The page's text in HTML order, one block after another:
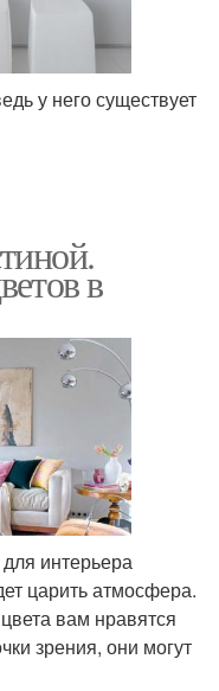
у него существует
в
интерьера
царить атмосфера.
вам нравятся
зрения, они могут